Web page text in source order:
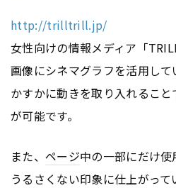
http://trilltrill.jp/
女性向けの情報メディア「
画像にシネマグラフを活用して
かすかに動きを取り入れるこ
が可能です。
また、 ページ中の一部にだけ
うるさくない印象に仕上がって